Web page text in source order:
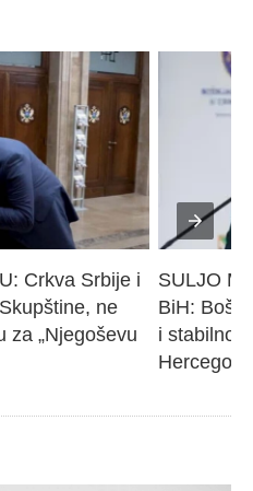
Crkva Srbije i
ne
za „Njegoševu
SULJO
BiH:
i